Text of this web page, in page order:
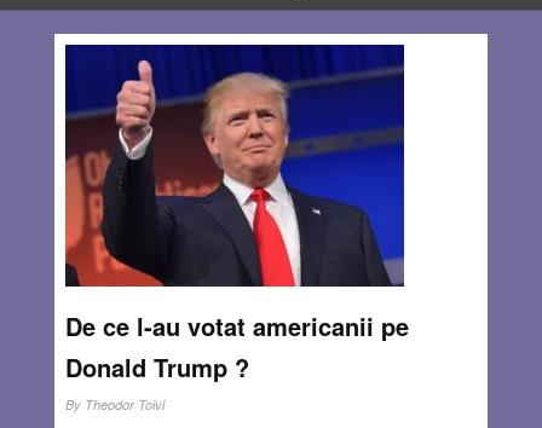
De ce l-au votat americanii pe
Donald Trump ?
By Theodor Toivi